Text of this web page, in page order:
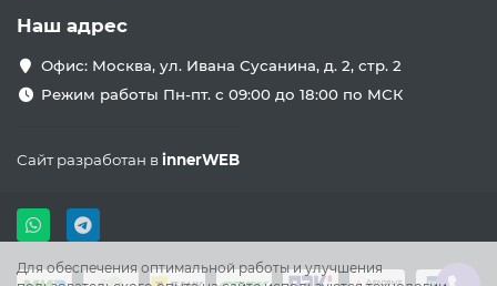
Для обеспечения оптимальной работы и улучшения
Наш адрес
Офис: Москва, ул. Ивана Сусанина, д. 2, стр. 2
Режим работы Пн-пт. с 09:00 до 18:00 по МСК
Сайт разработан вinnerWEB